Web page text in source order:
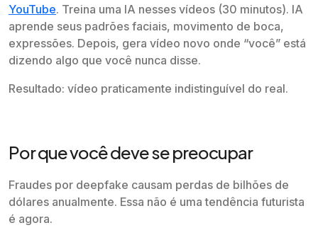
YouTube. Treina uma IA nesses vídeos (30 minutos). IA
aprende seus padrões faciais, movimento de boca,
expressões. Depois, gera vídeo novo onde “você” está
dizendo algo que você nunca disse.
Resultado: vídeo praticamente indistinguível do real.
Por que você deve se preocupar
Fraudes por deepfake causam perdas de bilhões de
dólares anualmente. Essa não é uma tendência futurista
é agora.